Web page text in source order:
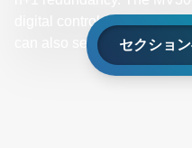
digital control (RS232) and
can also select isolation
セクショ